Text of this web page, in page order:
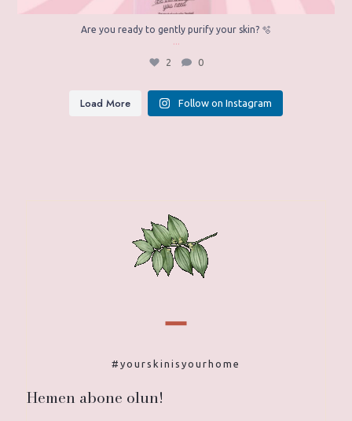
Are you ready to gently purify your skin? 🫧
...
2
0
Load More Follow on Instagram
#yourskinisyourhome
Hemen abone olun!